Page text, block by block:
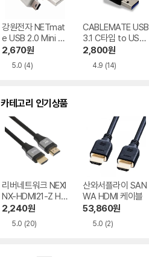
강원전자 NETmat
e USB 2.0 Mini B
노이즈필터 케이블
NMC-UM 5m
2,670원
5.0 (4)
CABLEMATE USB
3.1 C타입 to USB
3.0 케이블 2m
2,800원
4.9 (14)
카테고리 인기상품
리버네트워크 NEXI
NX-HDMI21-Z HD
MI v2.1 케이블
2,240원
5.0 (20)
산와서플라이 SAN
WA HDMI 케이블
53,860원
5.0 (2)